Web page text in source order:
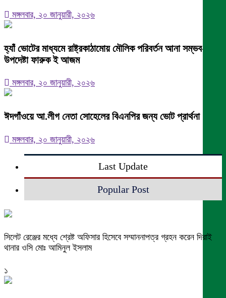
মঙ্গলবার, ২০ জানুয়ারী, ২০২৬
হ্যাঁ ভোটের মাধ্যমে রাষ্ট্রকাঠামোয় মৌলিক পরিবর্তন আনা সম্ভব-
উপদেষ্টা ফারুক ই আজম
মঙ্গলবার, ২০ জানুয়ারী, ২০২৬
ঈদগাঁওয়ে আ.লীগ নেতা সোহেলের বিএনপির জন্য ভোট প্রার্থনা
মঙ্গলবার, ২০ জানুয়ারী, ২০২৬
Last Update
Popular Post
সিলেট রেঞ্জের মধ্যে শ্রেষ্ট অফিসার হিসেবে সম্মাননাপত্র গ্রহন করেন দিরাই
থানার ওসি মোঃ আমিনুল ইসলাম
১